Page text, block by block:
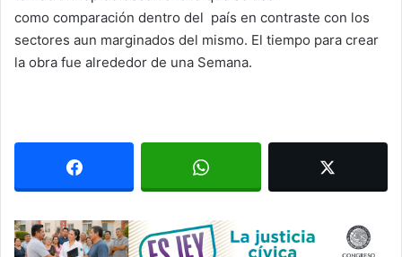
como comparación dentro del país en contraste con los
sectores aun marginados del mismo. El tiempo para crear
la obra fue alrededor de una Semana.